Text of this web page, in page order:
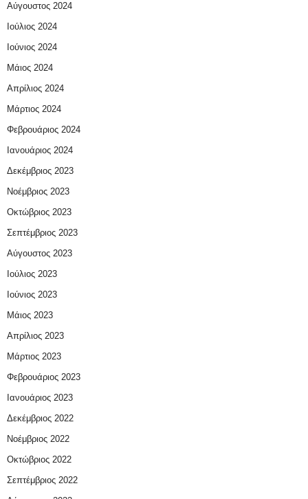
Αύγουστος 2024
Ιούλιος 2024
Ιούνιος 2024
Μάιος 2024
Απρίλιος 2024
Μάρτιος 2024
Φεβρουάριος 2024
Ιανουάριος 2024
Δεκέμβριος 2023
Νοέμβριος 2023
Οκτώβριος 2023
Σεπτέμβριος 2023
Αύγουστος 2023
Ιούλιος 2023
Ιούνιος 2023
Μάιος 2023
Απρίλιος 2023
Μάρτιος 2023
Φεβρουάριος 2023
Ιανουάριος 2023
Δεκέμβριος 2022
Νοέμβριος 2022
Οκτώβριος 2022
Σεπτέμβριος 2022